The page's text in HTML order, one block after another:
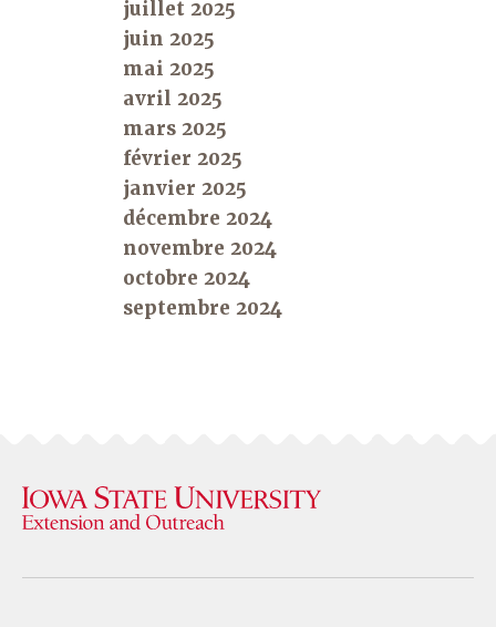
juillet 2025
juin 2025
mai 2025
avril 2025
mars 2025
février 2025
janvier 2025
décembre 2024
novembre 2024
octobre 2024
septembre 2024